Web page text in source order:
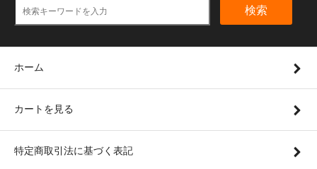
検索
ホーム
カートを見る
特定商取引法に基づく表記